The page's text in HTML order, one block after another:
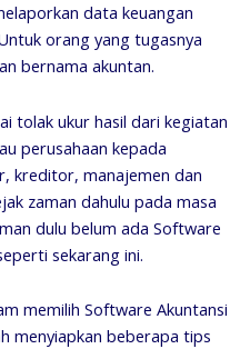
data keuangan
orang yang tugasnya
bernama akuntan.
tolak ukur hasil dari kegiatan
perusahaan kepada
kreditor, manajemen dan
zaman dahulu pada masa
dulu belum ada Software
sekarang ini.
memilih Software Akuntansi
menyiapkan beberapa tips